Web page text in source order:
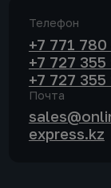
Телефон
+7 771
+7 727 355
+7 727 355
Почта
express.kz